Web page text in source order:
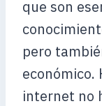
que son
pero
económico.
internet no